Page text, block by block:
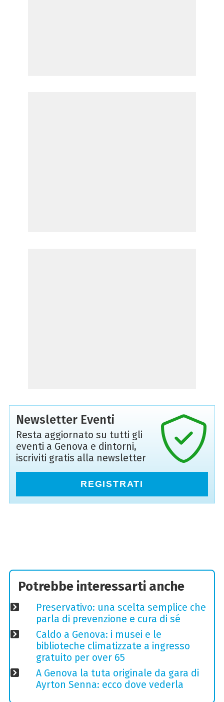
Newsletter Eventi
Resta aggiornato su tutti gli
eventi a Genova e dintorni,
iscriviti gratis alla newsletter
REGISTRATI
Potrebbe interessarti anche
Preservativo: una scelta semplice che
parla di prevenzione e cura di sé
Caldo a Genova: i musei e le
biblioteche climatizzate a ingresso
gratuito per over 65
A Genova la tuta originale da gara di
Ayrton Senna: ecco dove vederla